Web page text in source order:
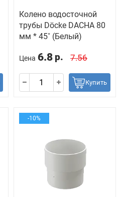
Колено водосточной
трубы Döcke DACHA 80
мм * 45˚ (Белый)
Цена 6.8 р. 7.56
Купить
-10%